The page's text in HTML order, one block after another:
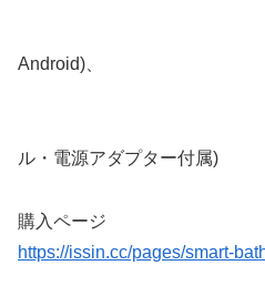
専用アプ
Android)、
充電式(電
ル・電源アダプター付属)
購入ページ
https://issin.cc/pages/smart-